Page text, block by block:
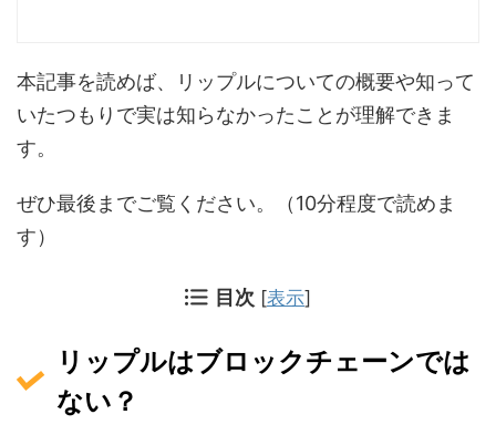
本記事を読めば、リップルについての概要や知って
いたつもりで実は知らなかったことが理解できま
す。
ぜひ最後までご覧ください。（10分程度で読めま
す）
目次 [表示]
リップルはブロックチェーンでは
ない？